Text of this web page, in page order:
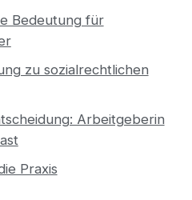
Bedeutung für
zu sozialrechtlichen
Arbeitgeberin
Praxis